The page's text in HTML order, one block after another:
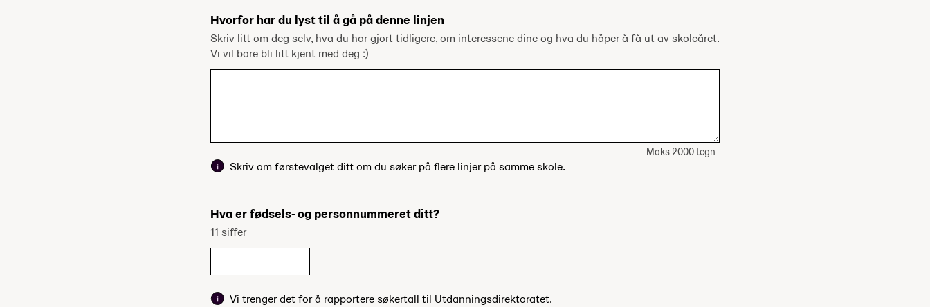
Hvorfor har du lyst til å gå på denne linjen
Skriv litt om deg selv, hva du har gjort tidligere, om interessene dine og hva du håper å få ut av skoleåret.
Vi vil bare bli litt kjent med deg :)
Maks 2000 tegn
Skriv om førstevalget ditt om du søker på flere linjer på samme skole.
Hva er fødsels- og personnummeret ditt?
11 siffer
Vi trenger det for å rapportere søkertall til Utdanningsdirektoratet.